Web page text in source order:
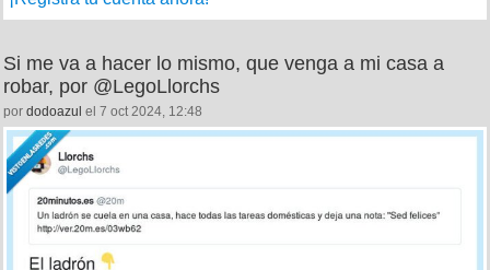
Si me va a hacer lo mismo, que venga a mi casa a
robar, por @LegoLlorchs
por dodoazul el 7 oct 2024, 12:48